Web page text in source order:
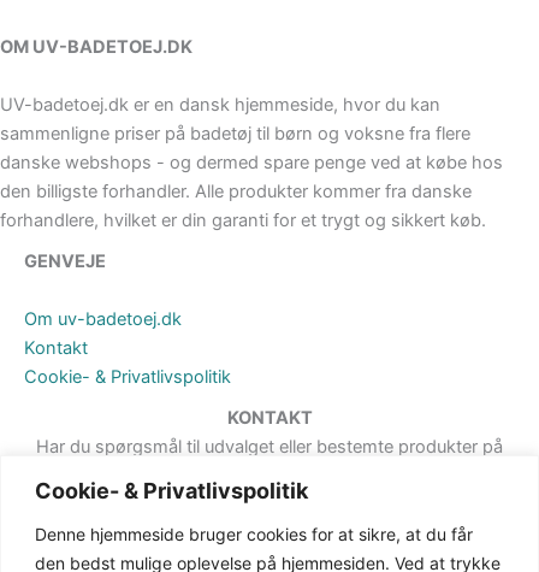
Cookie- & Privatlivspolitik
Denne hjemmeside bruger cookies for at sikre, at du får
den bedst mulige oplevelse på hjemmesiden. Ved at trykke
OM UV-BADETOEJ.DK
UV-badetoej.dk er en dansk hjemmeside, hvor du kan
sammenligne priser på badetøj til børn og voksne fra flere
danske webshops - og dermed spare penge ved at købe hos
den billigste forhandler. Alle produkter kommer fra danske
forhandlere, hvilket er din garanti for et trygt og sikkert køb.
GENVEJE
Om uv-badetoej.dk
Kontakt
Cookie- & Privatlivspolitik
KONTAKT
Har du spørgsmål til udvalget eller bestemte produkter på
kan du gøre via formularen på Kontakt-siden.